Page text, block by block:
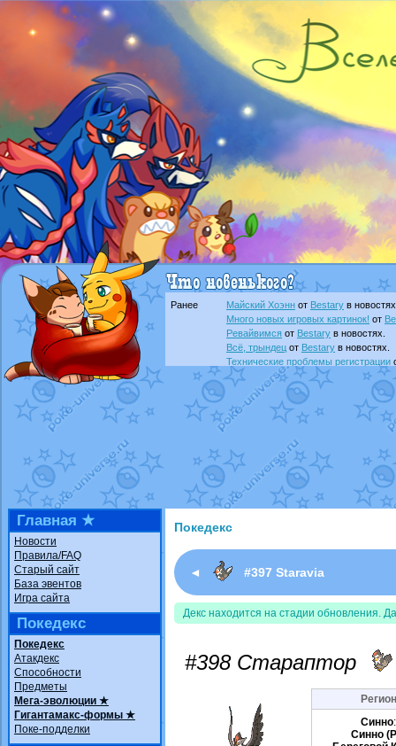
Ранее Майский Хоэнн от Bestary в
Много новых игровых картинок! от
Ревайвимся от Bestary в новостях.
Всё, трындец от Bestary в новостях.
Технические проблемы регистрации
доброе утро славянеот Dakkuв
Йолда и Мимикьюот MavisNyanCat
Недовольный котомангуст
от
The Dark Wishmakerот Randomon в
в
ilovearceus
Raging Boltот GraceDaFox
в
Shadow mismagius от
в
художник
от vicavica в фанарте.
Главная ★
Новости
Правила/FAQ
Старый сайт
База эвентов
Игра сайта
Покедекс
Покедекс
Атакдекс
Способности
Предметы
Мега-эволюции ★
Гигантамакс-формы ★
Поке-подделки
Покедекс
◄ #397 Staravia
Декс находится на стадии обновления.
#398 Стараптор
Синно
Синно